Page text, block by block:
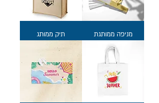
מניפה ממותגת תיק ממותג